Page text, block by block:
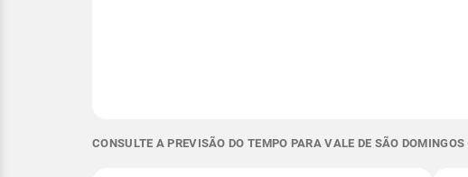
CONSULTE A PREVISÃO DO TEMPO PARA VALE DE SÃO